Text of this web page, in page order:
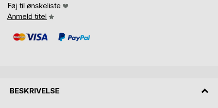
Føj til ønskeliste
Anmeld titel
BESKRIVELSE